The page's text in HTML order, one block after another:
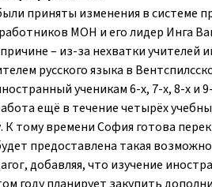
приняты изменения в
МОН и его лидер Инга
– из-за нехватки учителей
русского языка в
ученикам 6-х, 7-х, 8-х
ещё в течение четырёх
тому времени София готова
предоставлена такая
добавляя, что изучение